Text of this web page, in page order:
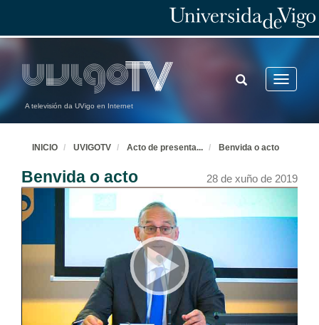
A televisión da UVigo en Internet
Toggle
TOGGLE
SEARCH
INICIO UVIGOTV Acto de presenta... Benvida o acto
Benvida o acto 28 de xuño de 2019